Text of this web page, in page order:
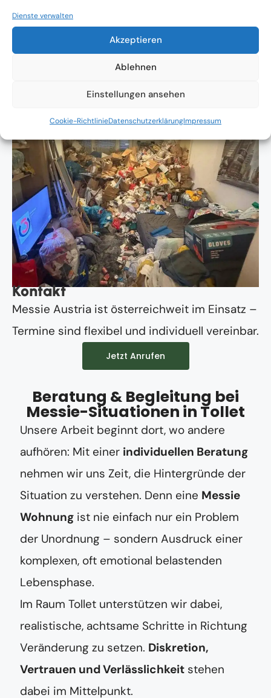
Dienste verwalten
Akzeptieren
Ablehnen
Einstellungen ansehen
Cookie-RichtlinieDatenschutzerklärungImpressum
Absolute Diskretion & keine
Einverständnis
Kontakt
Messie Austria ist österreichweit im Einsatz –
Termine sind flexibel und individuell vereinbar.
Jetzt Anrufen
Beratung & Begleitung bei
Messie-Situationen in Tollet
Unsere Arbeit beginnt dort, wo andere
aufhören: Mit einer individuellen Beratung
nehmen wir uns Zeit, die Hintergründe der
Situation zu verstehen. Denn eine Messie
Wohnung ist nie einfach nur ein Problem
der Unordnung – sondern Ausdruck einer
komplexen, oft emotional belastenden
Lebensphase.
Im Raum Tollet unterstützen wir dabei,
realistische, achtsame Schritte in Richtung
Veränderung zu setzen. Diskretion,
Vertrauen und Verlässlichkeit stehen
dabei im Mittelpunkt.